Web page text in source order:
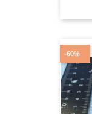
-60%